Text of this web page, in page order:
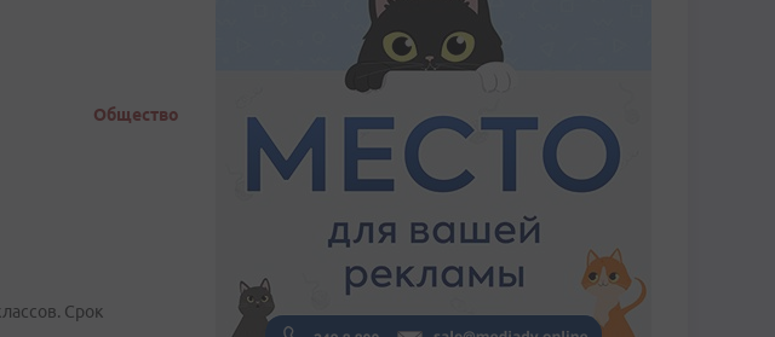
Общество
Срок